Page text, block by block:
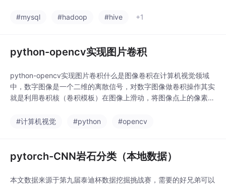
-password xxxx --target-
#mysql #hadoop #hive +1
python-opencv实现图片卷积
python-opencv实现图片卷积什么是图像卷积在计算机视觉领域
中，数字图像是一个二维的离散信号，对数字图像做卷积操作其实
就是利用卷积核（卷积模板）在图像上滑动，将图像点上的像素灰
为卷积核中间像素对应的图像上像素的灰度值，并最终滑动完所有
#计算机视觉 #python #opencv
pytorch-CNN岩石分类（本地数据）
本文数据来源于第九届泰迪杯数据挖掘挑战赛，需要的好兄弟可以